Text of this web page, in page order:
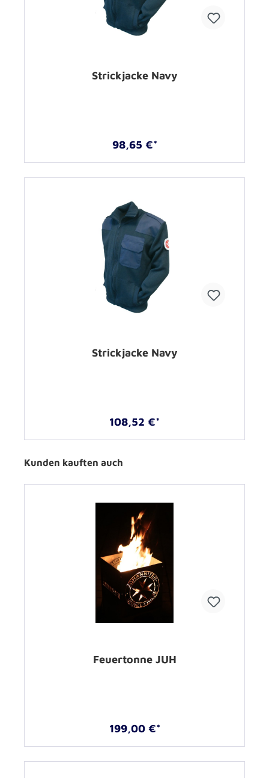
Strickjacke Navy
98,65 €*
Strickjacke Navy
108,52 €*
Kunden kauften auch
Feuertonne JUH
199,00 €*